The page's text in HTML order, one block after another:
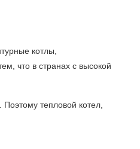
котлы,
что в странах с высокой
тепловой котел,